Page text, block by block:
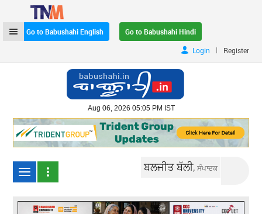
Go to Babushahi English
Go to Babushahi Hindi
Login
| Register
Aug 06, 2026 05:05 PM IST
ਬਲਜੀਤ ਬੱਲੀ,ਸੰਪਾਦਕ